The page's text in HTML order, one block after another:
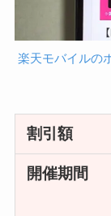
楽天モバイルの
割引額
開催期間